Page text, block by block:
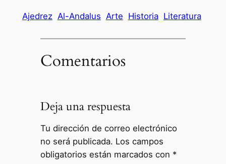
Ajedrez Al-Andalus Arte Historia Literatura
Comentarios
Deja una respuesta
Tu dirección de correo electrónico
no será publicada. Los campos
obligatorios están marcados con *